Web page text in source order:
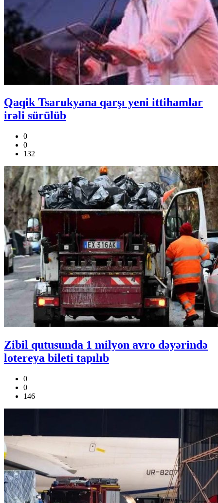
Qaqik Tsarukyana qarşı yeni ittihamlar
irəli sürülüb
0
0
132
Zibil qutusunda 1 milyon avro dəyərində
lotereya bileti tapılıb
0
0
146